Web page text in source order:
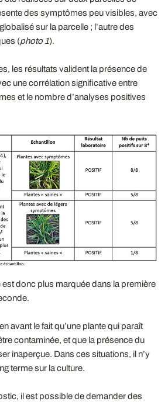
des symptômes peu visibles, avec
sur la parcelle ; l’autre des
(photo 1).
les résultats valident la présence de
une corrélation significative entre
et le nombre d’analyses positives
donc plus marquée dans la première
avant le fait qu’une plante qui paraît
contaminée, et que la présence du
inaperçue. Dans ces situations, il n’y
terme sur la culture.
il est possible de demander des